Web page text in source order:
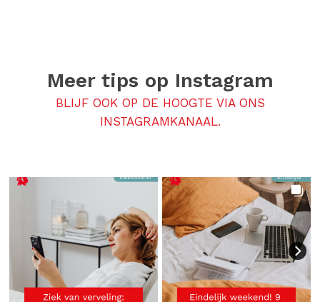
Meer tips op Instagram
BLIJF OOK OP DE HOOGTE VIA ONS
INSTAGRAMKANAAL.